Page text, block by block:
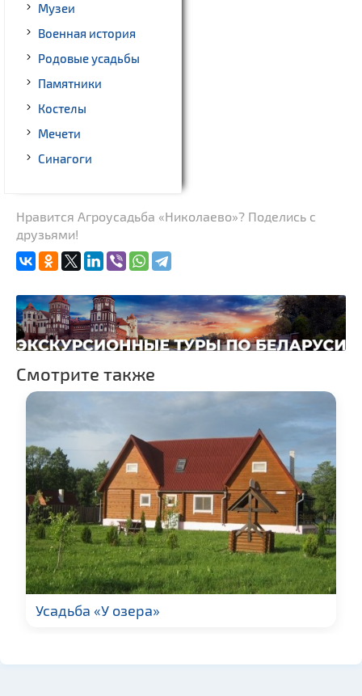
Музеи
Военная история
Родовые усадьбы
Памятники
Костелы
Мечети
Синагоги
Нравится Агроусадьба «Николаево»? Поделись с
друзьями!
Смотрите также
Усадьба «У озера»